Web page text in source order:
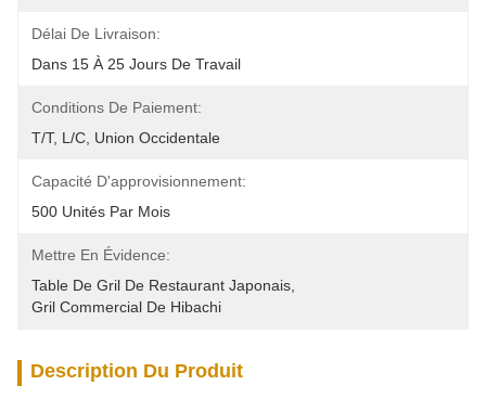
Délai De Livraison:
Dans 15 À 25 Jours De Travail
Conditions De Paiement:
T/T, L/C, Union Occidentale
Capacité D'approvisionnement:
500 Unités Par Mois
Mettre En Évidence:
Table De Gril De Restaurant Japonais
Gril Commercial De Hibachi
Description Du Produit